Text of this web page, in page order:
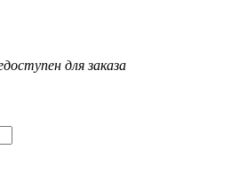
для заказа